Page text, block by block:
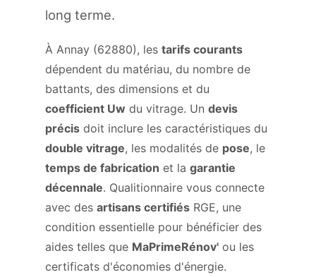
long terme.
À Annay (62880), les tarifs courants
dépendent du matériau, du nombre de
battants, des dimensions et du
coefficient Uw du vitrage. Un devis
précis doit inclure les caractéristiques du
double vitrage, les modalités de pose, le
temps de fabrication et la garantie
décennale. Qualitionnaire vous connecte
avec des artisans certifiés RGE, une
condition essentielle pour bénéficier des
aides telles que MaPrimeRénov' ou les
certificats d'économies d'énergie.